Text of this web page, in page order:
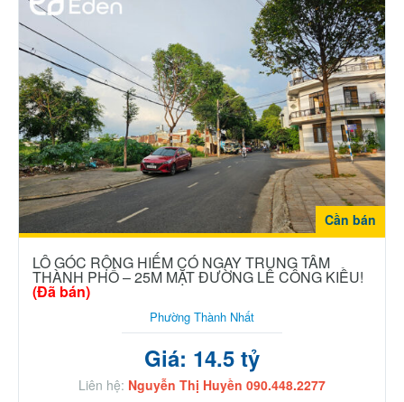
Cần bán
LÔ GÓC RỘNG HIẾM CÓ NGAY TRUNG TÂM
THÀNH PHỐ – 25M MẶT ĐƯỜNG LÊ CÔNG KIỀU!
(Đã bán)
Phường Thành Nhất
Giá: 14.5 tỷ
Liên hệ: Nguyễn Thị Huyền 090.448.2277